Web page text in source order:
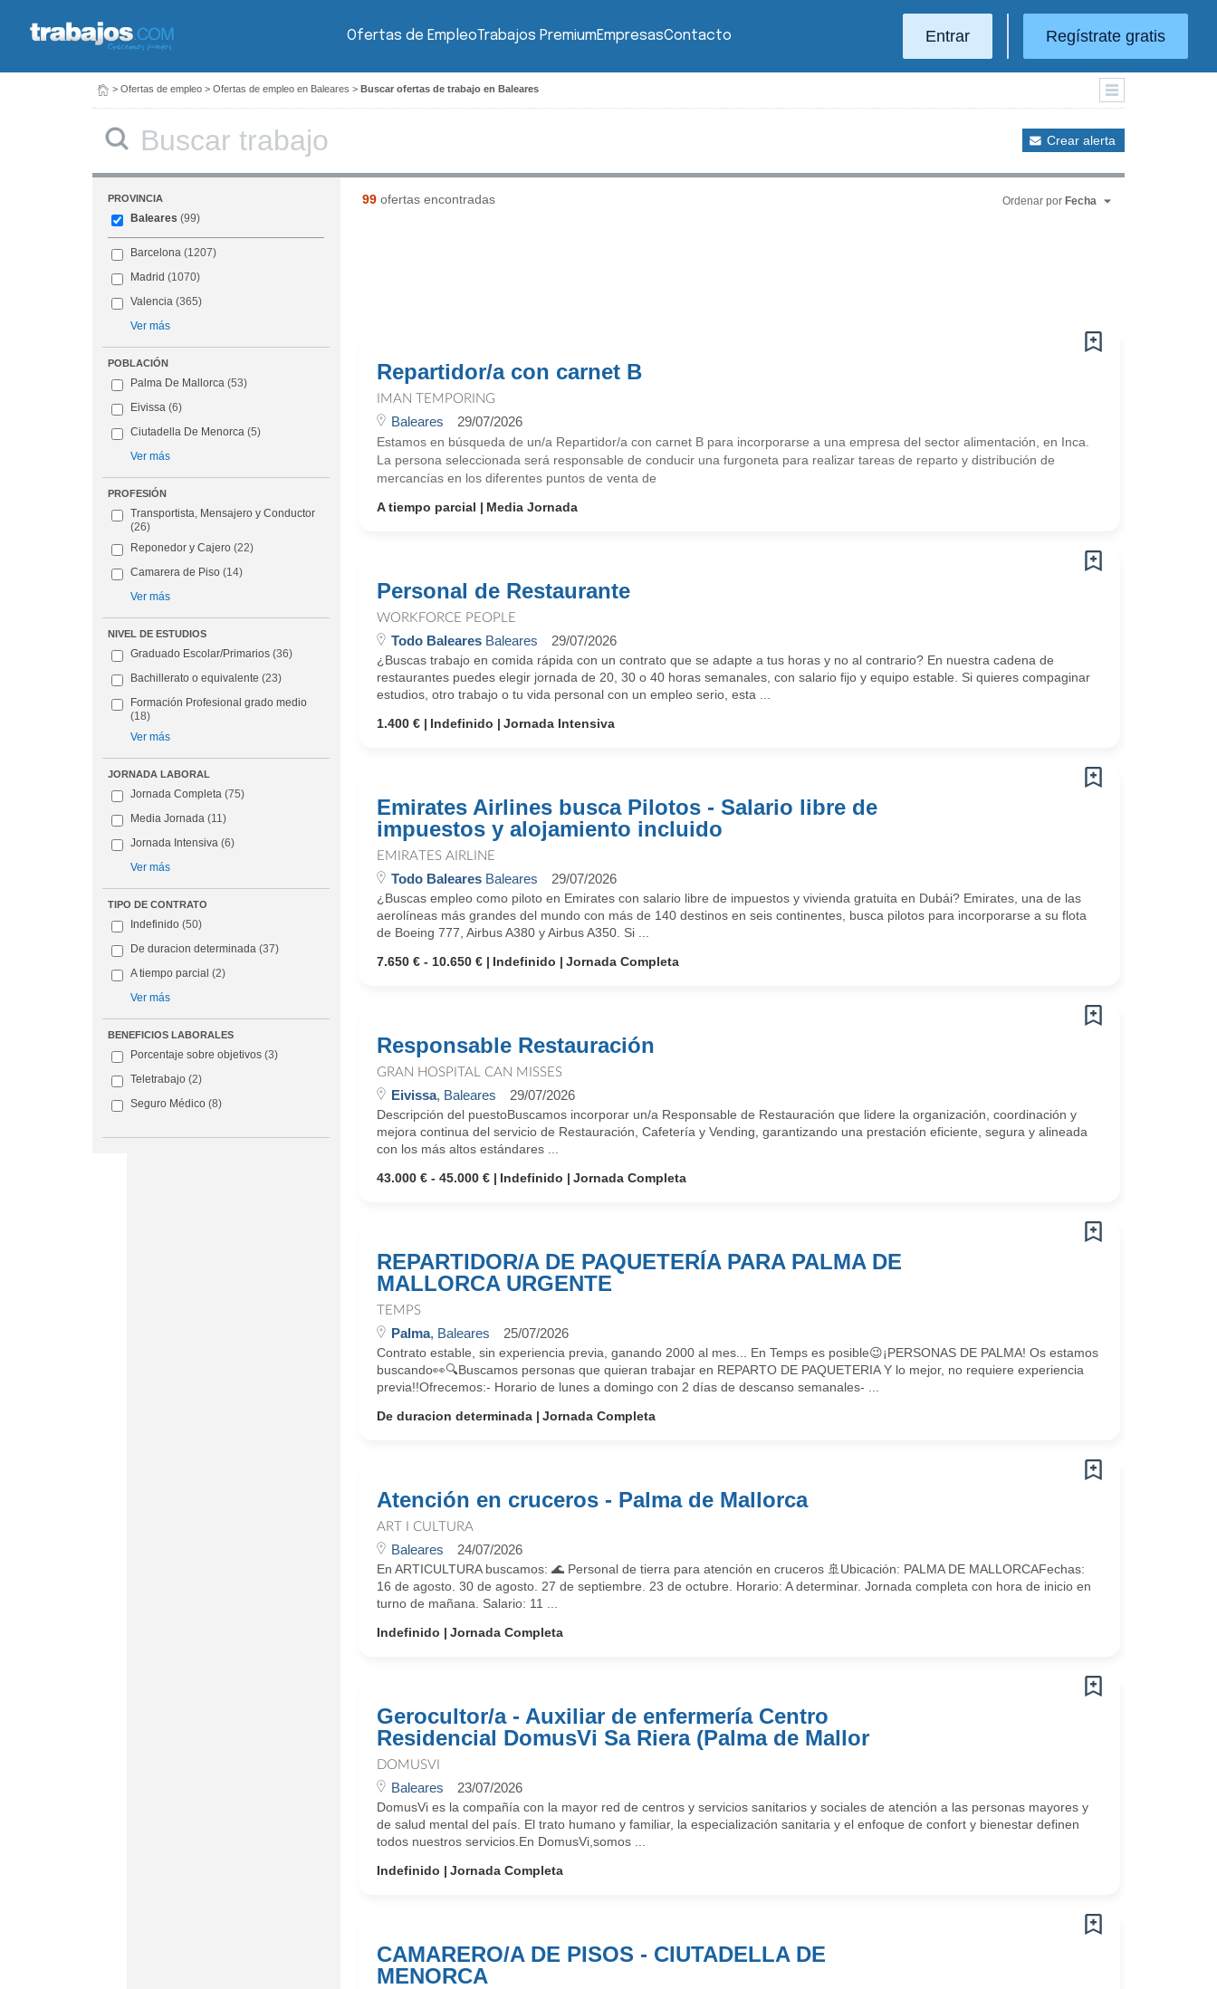
Ofertas de EmpleoTrabajos PremiumEmpresasContacto Entrar Regístrate gratis
> Ofertas de empleo > Ofertas de empleo en Baleares > Buscar ofertas de trabajo en Baleares
Crear alerta
PROVINCIA
Baleares (99)
Barcelona (1207)
Madrid (1070)
Valencia (365)
Ver más
POBLACIÓN
Palma De Mallorca (53)
Eivissa (6)
Ciutadella De Menorca (5)
Ver más
PROFESIÓN
Transportista, Mensajero y Conductor
(26)
Reponedor y Cajero (22)
Camarera de Piso (14)
Ver más
NIVEL DE ESTUDIOS
Graduado Escolar/Primarios (36)
Bachillerato o equivalente (23)
Formación Profesional grado medio
(18)
Ver más
JORNADA LABORAL
Jornada Completa (75)
Media Jornada (11)
Jornada Intensiva (6)
Ver más
TIPO DE CONTRATO
Indefinido (50)
De duracion determinada (37)
A tiempo parcial (2)
Ver más
BENEFICIOS LABORALES
Porcentaje sobre objetivos (3)
Teletrabajo (2)
Seguro Médico (8)
99ofertas encontradas Ordenar por Fecha
Repartidor/a con carnet B
IMAN TEMPORING
Baleares 29/07/2026
Estamos en búsqueda de un/a Repartidor/a con carnet B para incorporarse a una empresa del sector alimentación, en Inca.
La persona seleccionada será responsable de conducir una furgoneta para realizar tareas de reparto y distribución de
mercancías en los diferentes puntos de venta de
A tiempo parcial
Media Jornada
Personal de Restaurante
WORKFORCE PEOPLE
Todo BalearesBaleares 29/07/2026
¿Buscas trabajo en comida rápida con un contrato que se adapte a tus horas y no al contrario? En nuestra cadena de
restaurantes puedes elegir jornada de 20, 30 o 40 horas semanales, con salario fijo y equipo estable. Si quieres compaginar
estudios, otro trabajo o tu vida personal con un empleo serio, esta ...
1.400 €
Indefinido Jornada Intensiva
Emirates Airlines busca Pilotos - Salario libre de
impuestos y alojamiento incluido
EMIRATES AIRLINE
Todo BalearesBaleares 29/07/2026
¿Buscas empleo como piloto en Emirates con salario libre de impuestos y vivienda gratuita en Dubái? Emirates, una de las
aerolíneas más grandes del mundo con más de 140 destinos en seis continentes, busca pilotos para incorporarse a su flota
de Boeing 777, Airbus A380 y Airbus A350. Si ...
7.650 € - 10.650 €
Indefinido Jornada Completa
Responsable Restauración
GRAN HOSPITAL CAN MISSES
Eivissa, Baleares 29/07/2026
Descripción del puestoBuscamos incorporar un/a Responsable de Restauración que lidere la organización, coordinación y
mejora continua del servicio de Restauración, Cafetería y Vending, garantizando una prestación eficiente, segura y alineada
con los más altos estándares ...
43.000 € - 45.000 €
Indefinido Jornada Completa
REPARTIDOR/A DE PAQUETERÍA PARA PALMA DE
MALLORCA URGENTE
TEMPS
Palma, Baleares 25/07/2026
Contrato estable, sin experiencia previa, ganando 2000 al mes... En Temps es posible😉¡PERSONAS DE PALMA! Os estamos
buscando👀🔍Buscamos personas que quieran trabajar en REPARTO DE PAQUETERIA Y lo mejor, no requiere experiencia
previa!!Ofrecemos:- Horario de lunes a domingo con 2 días de descanso semanales- ...
De duracion determinada
Jornada Completa
Atención en cruceros - Palma de Mallorca
ART I CULTURA
Baleares 24/07/2026
En ARTICULTURA buscamos: 🌊 Personal de tierra para atención en cruceros 🚢Ubicación: PALMA DE MALLORCAFechas:
16 de agosto. 30 de agosto. 27 de septiembre. 23 de octubre. Horario: A determinar. Jornada completa con hora de inicio en
turno de mañana. Salario: 11 ...
Indefinido
Jornada Completa
Gerocultor/a - Auxiliar de enfermería Centro
Residencial DomusVi Sa Riera (Palma de Mallor
DOMUSVI
Baleares 23/07/2026
DomusVi es la compañía con la mayor red de centros y servicios sanitarios y sociales de atención a las personas mayores y
de salud mental del país. El trato humano y familiar, la especialización sanitaria y el enfoque de confort y bienestar definen
todos nuestros servicios.En DomusVi,somos ...
Indefinido
Jornada Completa
CAMARERO/A DE PISOS - CIUTADELLA DE
MENORCA